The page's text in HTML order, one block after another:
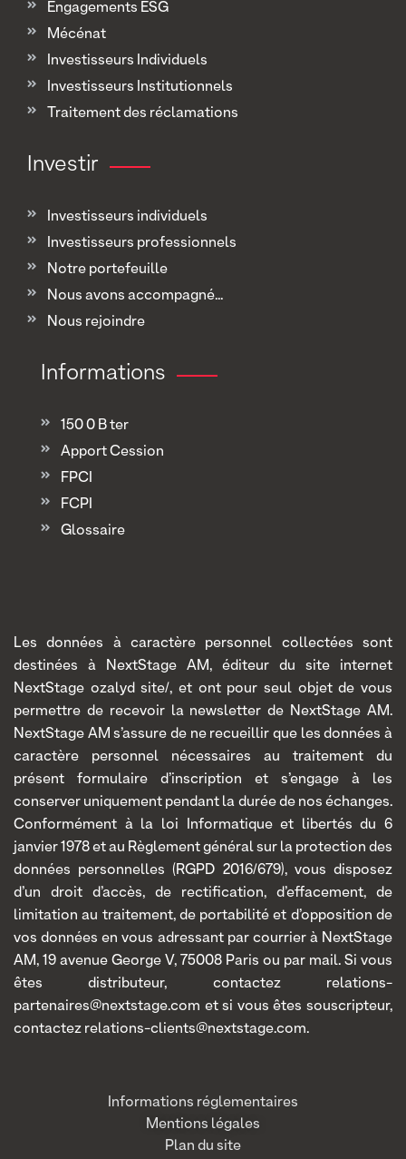
Engagements ESG
Mécénat
Investisseurs Individuels
Investisseurs Institutionnels
Traitement des réclamations
Investir
Investisseurs individuels
Investisseurs professionnels
Notre portefeuille
Nous avons accompagné...
Nous rejoindre
Informations
150 0 B ter
Apport Cession
FPCI
FCPI
Glossaire
Les données à caractère personnel collectées sont
destinées à NextStage AM, éditeur du site internet
NextStage ozalyd site/, et ont pour seul objet de vous
permettre de recevoir la newsletter de NextStage AM.
NextStage AM s’assure de ne recueillir que les données à
caractère personnel nécessaires au traitement du
présent formulaire d’inscription et s’engage à les
conserver uniquement pendant la durée de nos échanges.
Conformément à la loi Informatique et libertés du 6
janvier 1978 et au Règlement général sur la protection des
données personnelles (RGPD 2016/679), vous disposez
d’un droit d’accès, de rectification, d’effacement, de
limitation au traitement, de portabilité et d’opposition de
vos données en vous adressant par courrier à NextStage
AM, 19 avenue George V, 75008 Paris ou par mail. Si vous
êtes distributeur, contactez relations-
partenaires@nextstage.com et si vous êtes souscripteur,
contactez relations-clients@nextstage.com.
Informations réglementaires
Mentions légales
Plan du site